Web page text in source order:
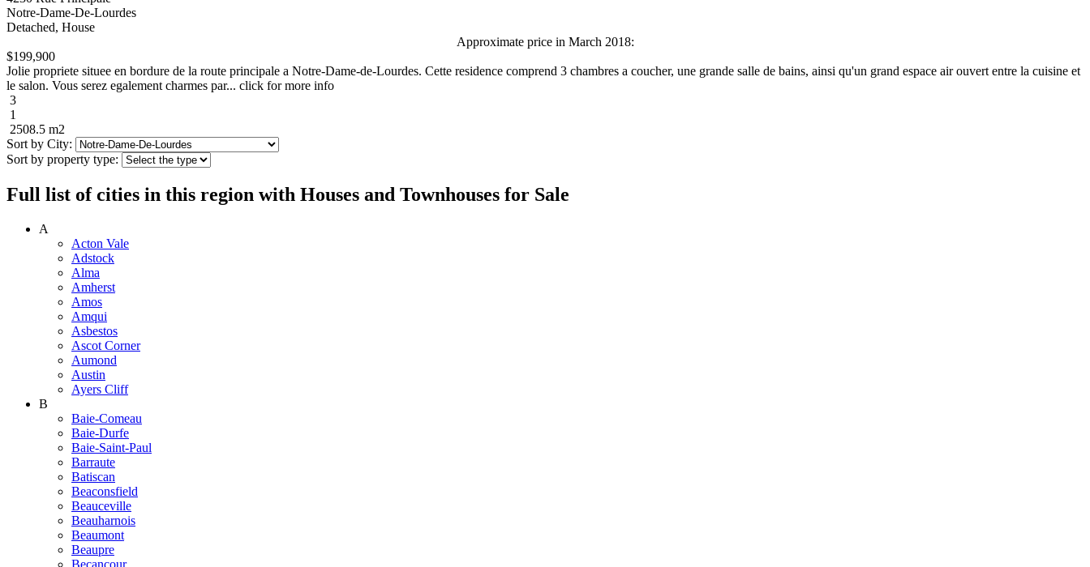
Notre-Dame-De-Lourdes
Detached, House
Approximate price in March 2018:
$199,900
Jolie propriete situee en bordure de la route principale a Notre-Dame-de-Lourdes. Cette residence comprend 3 chambres a coucher, une grande salle de bains, ainsi qu'un grand espace air ouvert entre la cuisine et
le salon. Vous serez egalement charmes par... click for more info
3
1
2508.5 m2
Sort by City:
Sort by property type:
Full list of cities in this region with Houses and Townhouses for Sale
A
Acton Vale
Adstock
Alma
Amherst
Amos
Amqui
Asbestos
Ascot Corner
Aumond
Austin
Ayers Cliff
B
Baie-Comeau
Baie-Durfe
Baie-Saint-Paul
Barraute
Batiscan
Beaconsfield
Beauceville
Beauharnois
Beaumont
Beaupre
Becancour